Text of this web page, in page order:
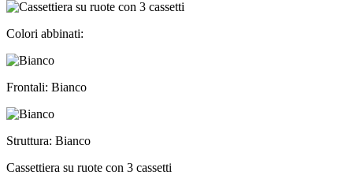
Colori abbinati:
Frontali: Bianco
Struttura: Bianco
Cassettiera su ruote con 3 cassetti